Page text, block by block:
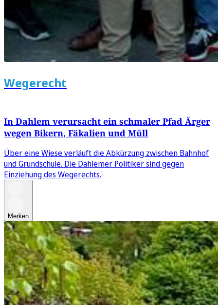
Wegerecht
In Dahlem verursacht ein schmaler Pfad Ärger
wegen Bikern, Fäkalien und Müll
Über eine Wiese verläuft die Abkürzung zwischen Bahnhof
und Grundschule. Die Dahlemer Politiker sind gegen
Einziehung des Wegerechts.
Merken